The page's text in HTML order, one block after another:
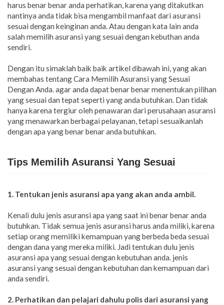
harus benar benar anda perhatikan, karena yang ditakutkan
nantinya anda tidak bisa mengambil manfaat dari asuransi
sesuai dengan keinginan anda. Atau dengan kata lain anda
salah memilih asuransi yang sesuai dengan kebuthan anda
sendiri.
Dengan itu simaklah baik baik artikel dibawah ini, yang akan
membahas tentang Cara Memilih Asuransi yang Sesuai
Dengan Anda. agar anda dapat benar benar menentukan pilihan
yang sesuai dan tepat seperti yang anda butuhkan. Dan tidak
hanya karena tergiur oleh penawaran dari perusahaan asuransi
yang menawarkan berbagai pelayanan, tetapi sesuaikanlah
dengan apa yang benar benar anda butuhkan.
Tips Memilih Asuransi Yang Sesuai
1. Tentukan jenis asuransi apa yang akan anda ambil.
Kenali dulu jenis asuransi apa yang saat ini benar benar anda
butuhkan. Tidak semua jenis asuransi harus anda miliki, karena
setiap orang memiliki kemampuan yang berbeda beda sesuai
dengan dana yang mereka miliki. Jadi tentukan dulu jenis
asuransi apa yang sesuai dengan kebutuhan anda. jenis
asuransi yang sesuai dengan kebutuhan dan kemampuan dari
anda sendiri.
2. Perhatikan dan pelajari dahulu polis dari asuransi yang